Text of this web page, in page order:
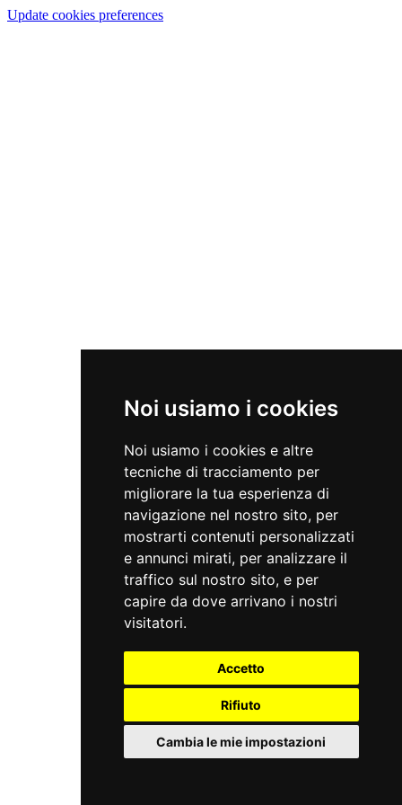
Noi usiamo i cookies
Noi usiamo i cookies e altre
tecniche di tracciamento per
migliorare la tua esperienza di
navigazione nel nostro sito, per
mostrarti contenuti personalizzati
e annunci mirati, per analizzare il
traffico sul nostro sito, e per
capire da dove arrivano i nostri
visitatori.
Accetto
Rifiuto
Cambia le mie impostazioni
Link all’archivio: “vecchio sito” (clicca nel
Update cookies preferences